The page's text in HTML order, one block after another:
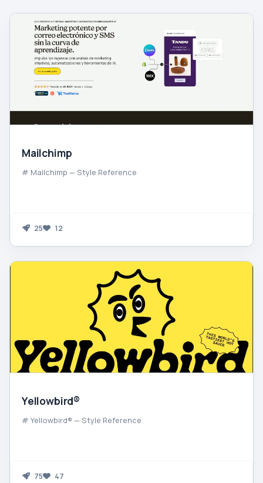
Mailchimp
# Mailchimp — Style Reference
25 12
Yellowbird®
# Yellowbird® — Style Reference
75 47